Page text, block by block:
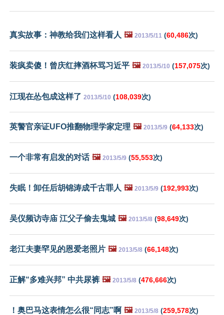
真实故事：神教给我们这样看人 🖼️ 2013/5/11 (60,486次)
装疯卖傻！曾庆红摔酒杯骂习近平 🖼️ 2013/5/10 (157,075次)
江现在怂包成这样了 2013/5/10 (108,039次)
英警官亲证UFO推翻物理学家定理 🖼️ 2013/5/9 (64,133次)
一个非常有启发的对话 🖼️ 2013/5/9 (55,553次)
失眠！卸任后胡锦涛成千古罪人 🖼️ 2013/5/9 (192,993次)
吴仪频访寺庙 江父子偷去鬼城 🖼️ 2013/5/8 (98,649次)
老江夫妻罕见的恩爱老照片 🖼️ 2013/5/8 (66,148次)
正解“多难兴邦” 中共尿裤 🖼️ 2013/5/8 (476,666次)
！奥巴马这表情怎么很“同志”啊 🖼️ 2013/5/8 (259,578次)